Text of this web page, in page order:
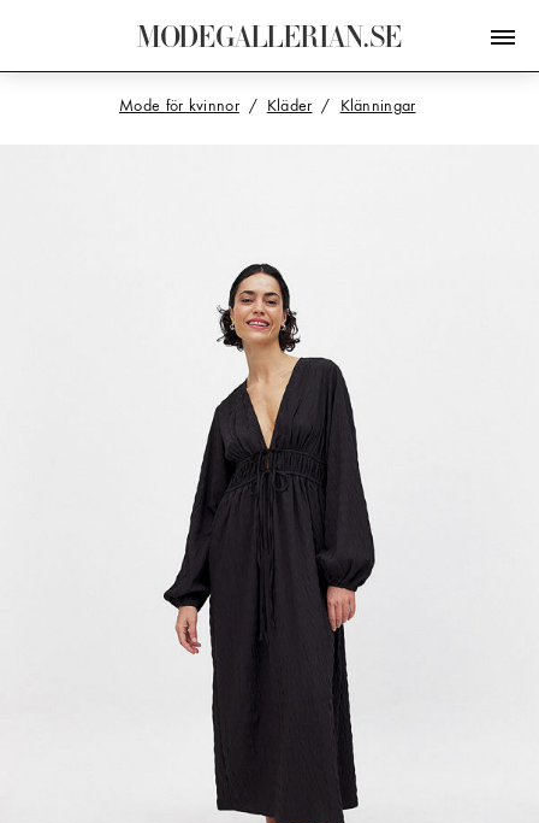
MODEGALLERIAN.SE
Mode för kvinnor Kläder Klänningar